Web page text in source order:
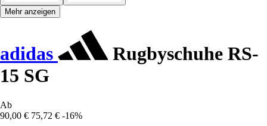
Mehr anzeigen
adidas
Rugbyschuhe RS-
15 SG
Ab
90,00 € 75,72 € -16%